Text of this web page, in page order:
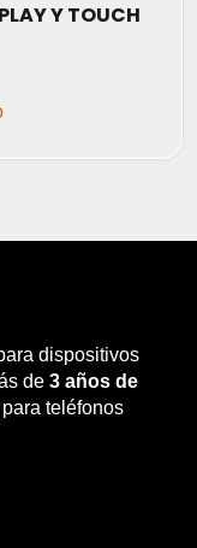
Y TOUCH
dispositivos
de 3 años de
teléfonos